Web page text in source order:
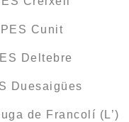
Cunit
Deltebre
Duesaigües
de Francolí (L’)